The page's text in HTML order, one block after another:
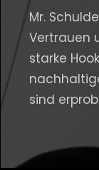
Mr.
Vertrauen
starke
sind